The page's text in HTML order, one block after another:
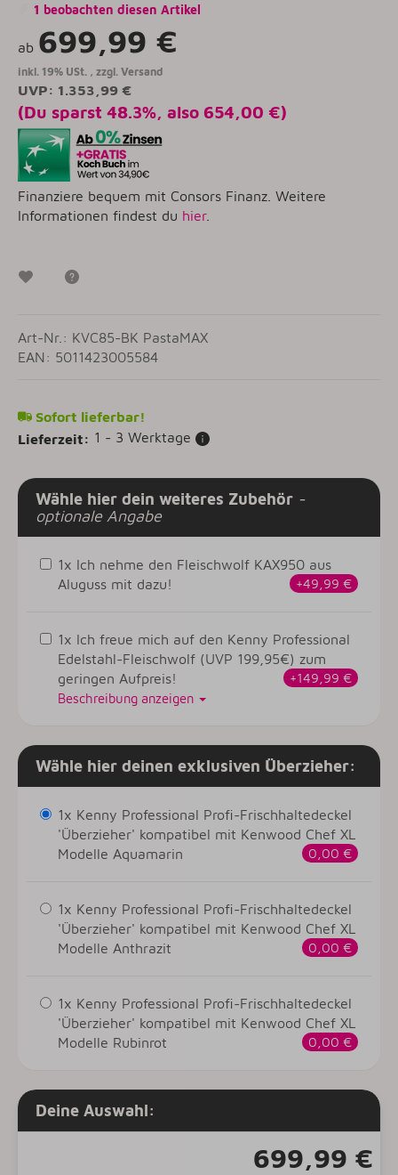
1 beobachten diesen Artikel
ab 699,99 €
inkl. 19% USt. , zzgl. Versand
UVP: 1.353,99 €
(Du sparst 48.3%, also 654,00 €)
Finanziere bequem mit Consors Finanz. Weitere
Informationen findest du hier.
Art-Nr.: KVC85-BK PastaMAX
EAN: 5011423005584
Sofort lieferbar!
Lieferzeit: 1 - 3 Werktage
Wunschzettel
Wähle hier dein weiteres Zubehör -
optionale Angabe
1x Ich nehme den Fleischwolf KAX950 aus
Aluguss mit dazu!
+49,99 €
1x Ich freue mich auf den Kenny Professional
Edelstahl-Fleischwolf (UVP 199,95€) zum
geringen Aufpreis!
+149,99 €
Beschreibung anzeigen
Wähle hier deinen exklusiven Überzieher:
1x Kenny Professional Profi-Frischhaltedeckel
'Überzieher' kompatibel mit Kenwood Chef XL
Modelle Aquamarin
0,00 €
1x Kenny Professional Profi-Frischhaltedeckel
'Überzieher' kompatibel mit Kenwood Chef XL
Modelle Anthrazit
0,00 €
1x Kenny Professional Profi-Frischhaltedeckel
'Überzieher' kompatibel mit Kenwood Chef XL
Modelle Rubinrot
0,00 €
Deine Auswahl:
699,99 €